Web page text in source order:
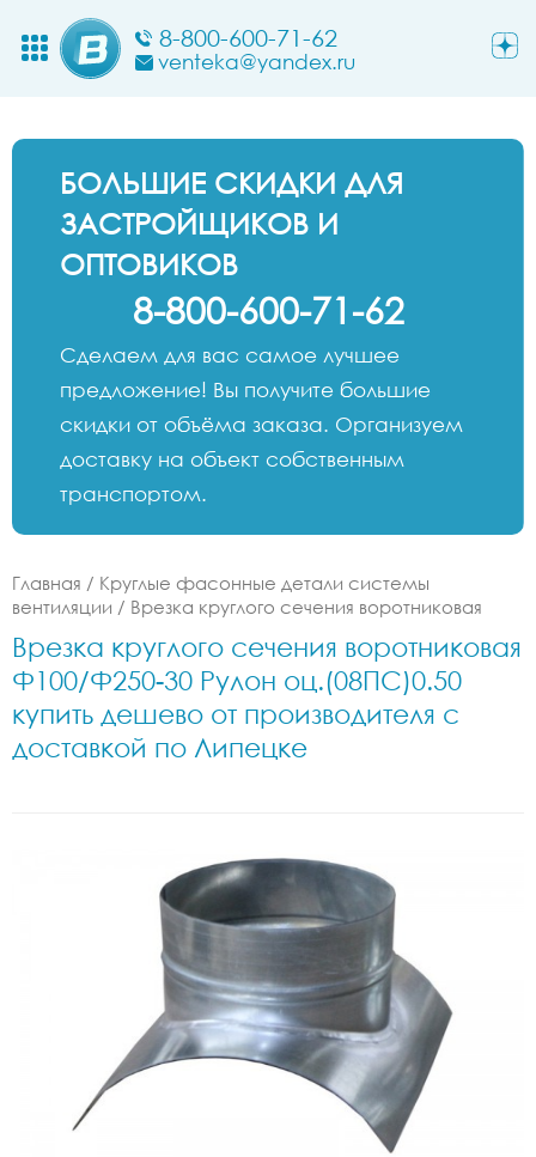
8-800-600-71-62
venteka@yandex.ru
БОЛЬШИЕ СКИДКИ ДЛЯ
ЗАСТРОЙЩИКОВ И
ОПТОВИКОВ
8-800-600-71-62
Сделаем для вас самое лучшее
предложение! Вы получите большие
скидки от объёма заказа. Организуем
доставку на объект собственным
транспортом.
Главная / Круглые фасонные детали системы
вентиляции / Врезка круглого сечения воротниковая
Врезка круглого сечения воротниковая
Ф100/Ф250-30 Рулон оц.(08ПС)0.50
купить дешево от производителя с
доставкой по Липецке